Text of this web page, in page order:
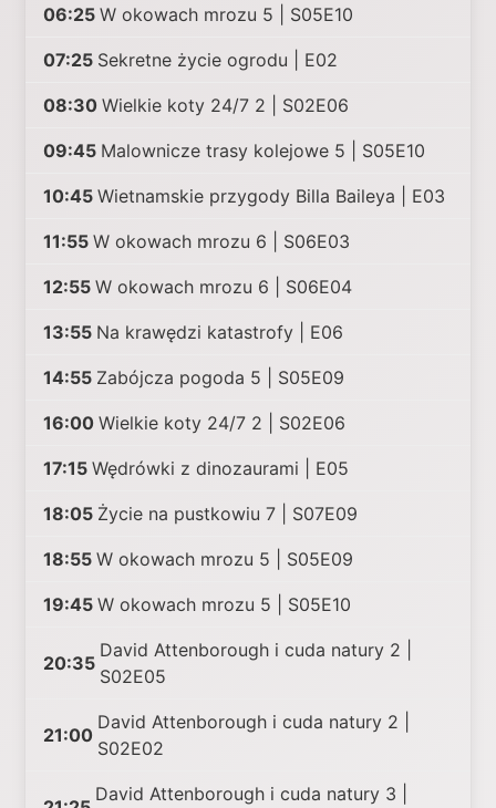
06:25 W okowach mrozu 5 | S05E10
07:25 Sekretne życie ogrodu | E02
08:30 Wielkie koty 24/7 2 | S02E06
09:45 Malownicze trasy kolejowe 5 | S05E10
10:45 Wietnamskie przygody Billa Baileya | E03
11:55 W okowach mrozu 6 | S06E03
12:55 W okowach mrozu 6 | S06E04
13:55 Na krawędzi katastrofy | E06
14:55 Zabójcza pogoda 5 | S05E09
16:00 Wielkie koty 24/7 2 | S02E06
17:15 Wędrówki z dinozaurami | E05
18:05 Życie na pustkowiu 7 | S07E09
18:55 W okowach mrozu 5 | S05E09
19:45 W okowach mrozu 5 | S05E10
20:35
David Attenborough i cuda natury 2 |
S02E05
21:00
David Attenborough i cuda natury 2 |
S02E02
David Attenborough i cuda natury 3 |